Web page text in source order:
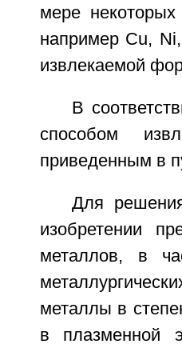
мере
например Сu,
извлекаемой
В
способом
приведенным в
Для
изобретении
металлов, в
металлы в
в плазменной